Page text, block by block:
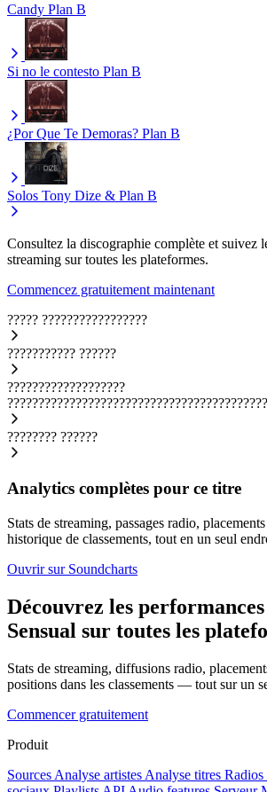
Candy Plan B
Si no le contesto Plan B
¿Por Que Te Demoras? Plan B
Solos Tony Dize & Plan B
Consultez la discographie complète et suivez
streaming sur toutes les plateformes.
Commencez gratuitement maintenant
????? ?????????????????
??????????? ??????
???????????????????
???????? ??????
Analytics complètes pour ce titre
Stats de streaming, passages radio,
historique de classements, tout en un seul
Ouvrir sur Soundcharts
Découvrez les
Sensual sur toutes les
Stats de streaming, diffusions radio,
positions dans les classements — tout sur un
Commencer gratuitement
Produit
Sources Analyse artistes Analyse titres Radios